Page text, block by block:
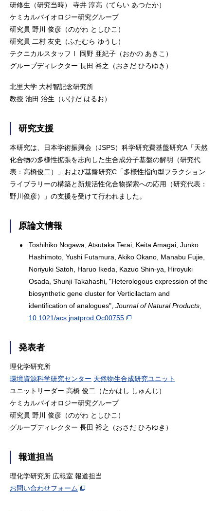
研修生（研究当時） 寺井 淳高（てらい あつたか）
ケミカルバイオロジー研究グループ
研究員 野川 俊彦（のがわ としひこ）
研究員 二村 友史（ふたむら ゆうし）
テクニカルスタッフⅠ 岡野 亜紀子（おかの あきこ）
グループディレクター 長田 裕之（おさだ ひろゆき）
北里大学 大村智記念研究所
教授 池田 治生（いけだ はるお）
研究支援
本研究は、日本学術振興会（JSPS）科学研究費基盤研究A「天然
化合物の多様性拡張を志向した生合成分子基盤の解明（研究代
表：高橋俊二）」および基盤研究C「多様性指向型フラクション
ライブラリーの構築と新規活性化合物探索への応用（研究代表：
野川俊彦）」の支援を受けて行われました。
原論文情報
Toshihiko Nogawa, Atsutaka Terai, Keita Amagai, Junko
Hashimoto, Yushi Futamura, Akiko Okano, Manabu Fujie,
Noriyuki Satoh, Haruo Ikeda, Kazuo Shin-ya, Hiroyuki
Osada, Shunji Takahashi, "Heterologous expression of the
biosynthetic gene cluster for Verticilactam and
identification of analogues",Journal of Natural Products
10.1021/acs.jnatprod.Oc00755
発表者
理化学研究所
環境資源科学研究センター 天然物生合成研究ユニット
ユニットリーダー 高橋 俊二（たかはし しゅんじ）
ケミカルバイオロジー研究グループ
研究員 野川 俊彦（のがわ としひこ）
グループディレクター 長田 裕之（おさだ ひろゆき）
報道担当
理化学研究所 広報室 報道担当
お問い合わせフォーム